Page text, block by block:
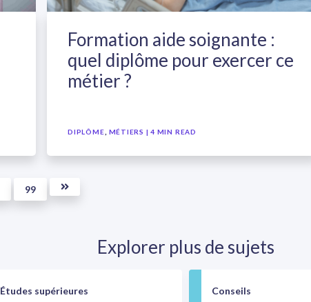
Formation aide soignante :
quel diplôme pour exercer ce
métier ?
DIPLÔME, MÉTIERS | 4 MIN READ
99
Explorer plus de sujets
Études supérieures Conseils